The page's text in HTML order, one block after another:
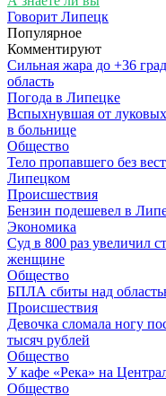
Говорит Липецк
Популярное
Комментируют
Сильная жара до +36
область
Погода в Липецке
Вспыхнувшая от
в больнице
Общество
Тело пропавшего без
Липецком
Происшествия
Бензин подешевел в
Экономика
Суд в 800 раз увеличил
женщине
Общество
БПЛА сбиты над
Происшествия
Девочка сломала ногу
тысяч рублей
Общество
У кафе «Река» на
Общество